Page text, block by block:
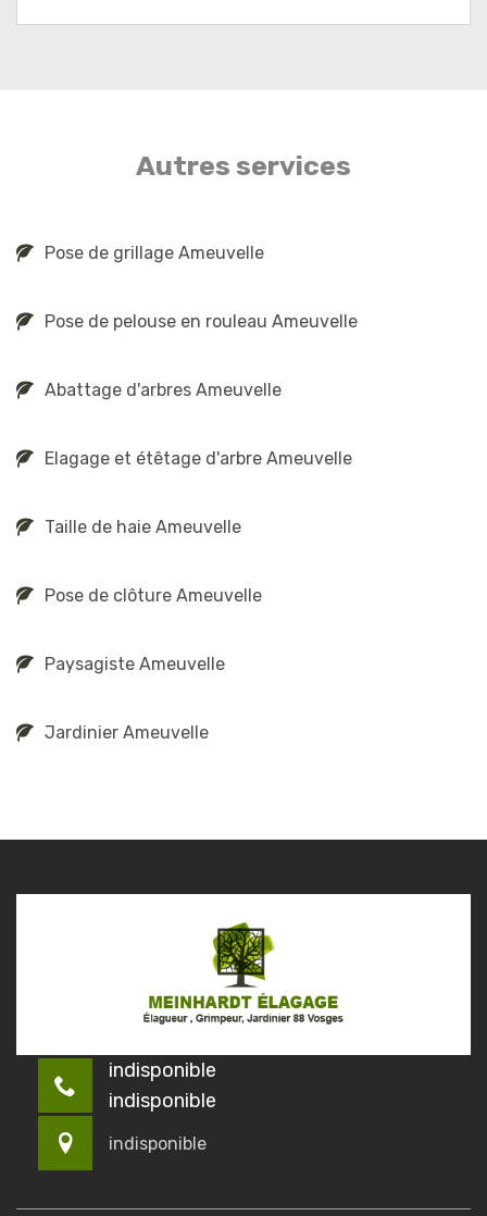
Autres services
Pose de grillage Ameuvelle
Pose de pelouse en rouleau Ameuvelle
Abattage d'arbres Ameuvelle
Elagage et étêtage d'arbre Ameuvelle
Taille de haie Ameuvelle
Pose de clôture Ameuvelle
Paysagiste Ameuvelle
Jardinier Ameuvelle
indisponible
indisponible
indisponible